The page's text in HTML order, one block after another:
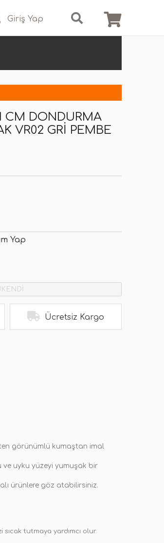
Giriş Yap
CM DONDURMA
VR02 GRI PEMBE
Yap
Ücretsiz Kargo
görünümlü kumaştan imal
ve uyku yüzeyi yumuşak bir
ürünlere göz atabilirsiniz.
tutmaya yardımcı olur.